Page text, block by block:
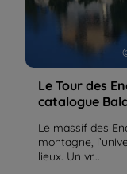
Le Tour des
catalogue
Le massif des
montagne,
lieux. Un vr...